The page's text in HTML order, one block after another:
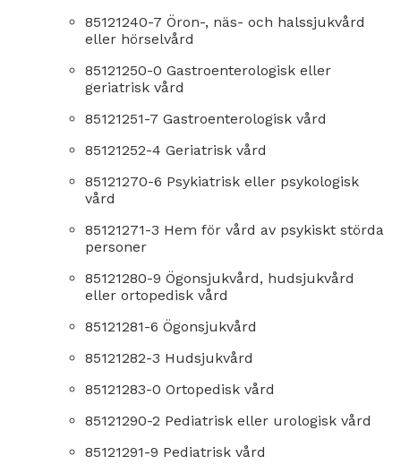
85121240-7 Öron-, näs- och halssjukvård
eller hörselvård
85121250-0 Gastroenterologisk eller
geriatrisk vård
85121251-7 Gastroenterologisk vård
85121252-4 Geriatrisk vård
85121270-6 Psykiatrisk eller psykologisk
vård
85121271-3 Hem för vård av psykiskt störda
personer
85121280-9 Ögonsjukvård, hudsjukvård
eller ortopedisk vård
85121281-6 Ögonsjukvård
85121282-3 Hudsjukvård
85121283-0 Ortopedisk vård
85121290-2 Pediatrisk eller urologisk vård
85121291-9 Pediatrisk vård